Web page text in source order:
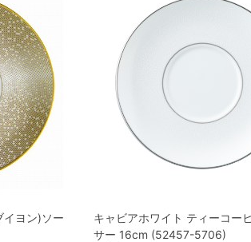
イヨン)ソー
キャビアホワイト ティーコー
サー 16cm (52457-5706)